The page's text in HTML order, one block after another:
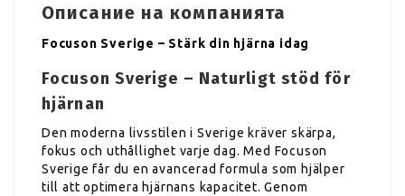
Описание на компанията
Focuson Sverige – Stärk din hjärna idag
Focuson Sverige – Naturligt stöd för
hjärnan
Den moderna livsstilen i Sverige kräver skärpa,
fokus och uthållighet varje dag. Med Focuson
Sverige får du en avancerad formula som hjälper
till att optimera hjärnans kapacitet. Genom